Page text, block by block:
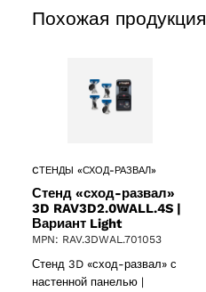
Похожая продукция
CТЕНДЫ «СХОД-РАЗВАЛ»
Стенд «сход-развал»
3D RAV3D2.0WALL.4S |
Вариант Light
MPN: RAV.3DWAL.701053
Стенд 3D «сход-развал» с
настенной панелью |